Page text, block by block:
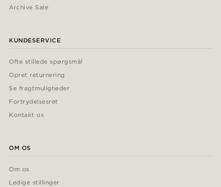
Archive Sale
KUNDESERVICE
Ofte stillede spørgsmål
Opret returnering
Se fragtmuligheder
Fortrydelsesret
Kontakt os
OM OS
Om os
Ledige stillinger